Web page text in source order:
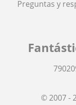
Preguntas y
© 2007 -